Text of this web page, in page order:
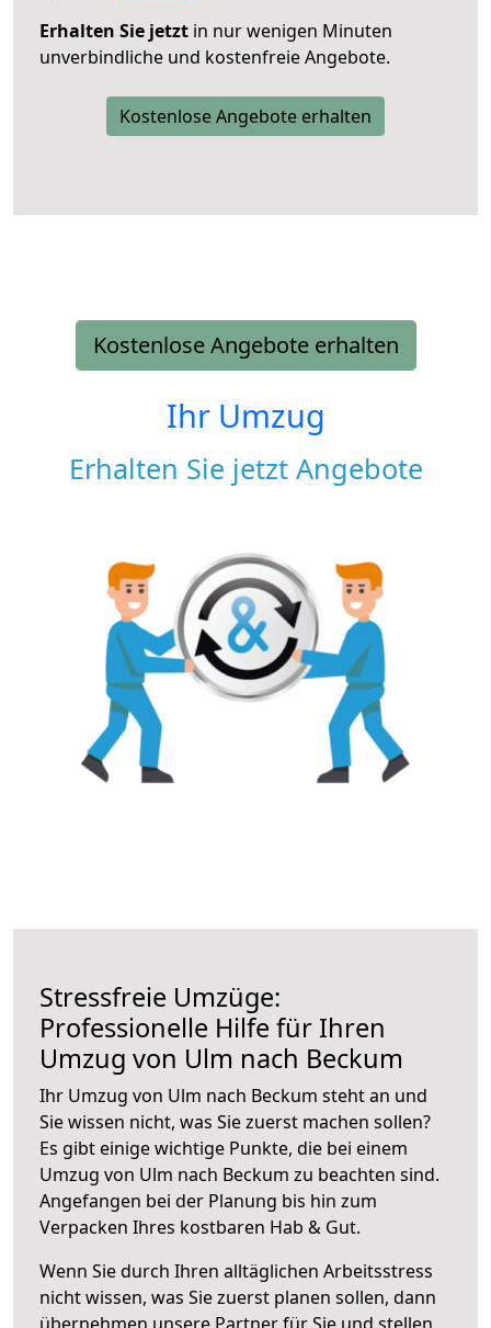
Erhalten Sie jetzt in nur wenigen Minuten
unverbindliche und kostenfreie Angebote.
Kostenlose Angebote erhalten
Kostenlose Angebote erhalten
Ihr Umzug
Erhalten Sie jetzt Angebote
Stressfreie Umzüge:
Professionelle Hilfe für Ihren
Umzug von Ulm nach Beckum
Ihr Umzug von Ulm nach Beckum steht an und
Sie wissen nicht, was Sie zuerst machen sollen?
Es gibt einige wichtige Punkte, die bei einem
Umzug von Ulm nach Beckum zu beachten sind.
Angefangen bei der Planung bis hin zum
Verpacken Ihres kostbaren Hab & Gut.
Wenn Sie durch Ihren alltäglichen Arbeitsstress
nicht wissen, was Sie zuerst planen sollen, dann